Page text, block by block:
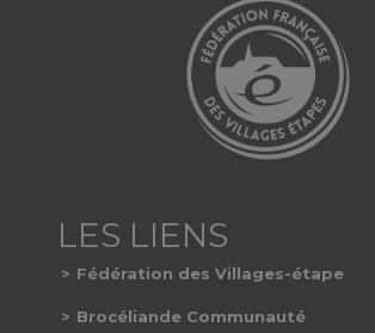
Fédération des Villages-étape
Brocéliande Communauté